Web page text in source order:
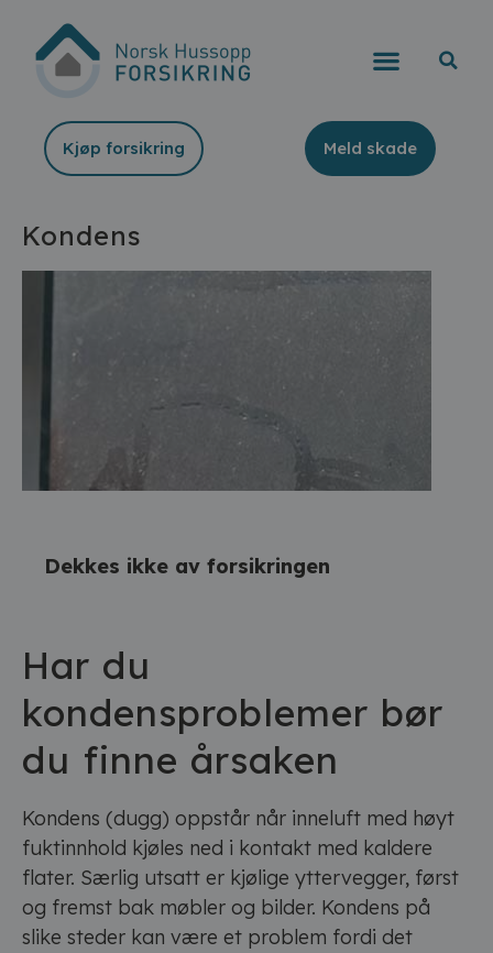
Kjøp forsikring Meld skade
Kondens
Dekkes ikke av forsikringen
Har du
kondensproblemer bør
du finne årsaken
Kondens (dugg) oppstår når inneluft med høyt
fuktinnhold kjøles ned i kontakt med kaldere
flater. Særlig utsatt er kjølige yttervegger, først
og fremst bak møbler og bilder. Kondens på
slike steder kan være et problem fordi det